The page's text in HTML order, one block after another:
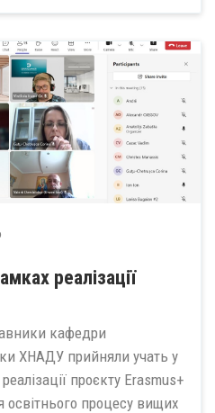
реалізації
кафедри
ХНАДУ прийняли учать у
проєкту Erasmus+
процесу вищих